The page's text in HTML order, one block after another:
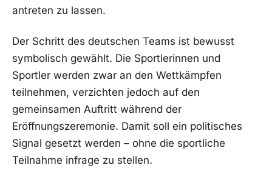
antreten zu lassen.
Der Schritt des deutschen Teams ist bewusst
symbolisch gewählt. Die Sportlerinnen und
Sportler werden zwar an den Wettkämpfen
teilnehmen, verzichten jedoch auf den
gemeinsamen Auftritt während der
Eröffnungszeremonie. Damit soll ein politisches
Signal gesetzt werden – ohne die sportliche
Teilnahme infrage zu stellen.